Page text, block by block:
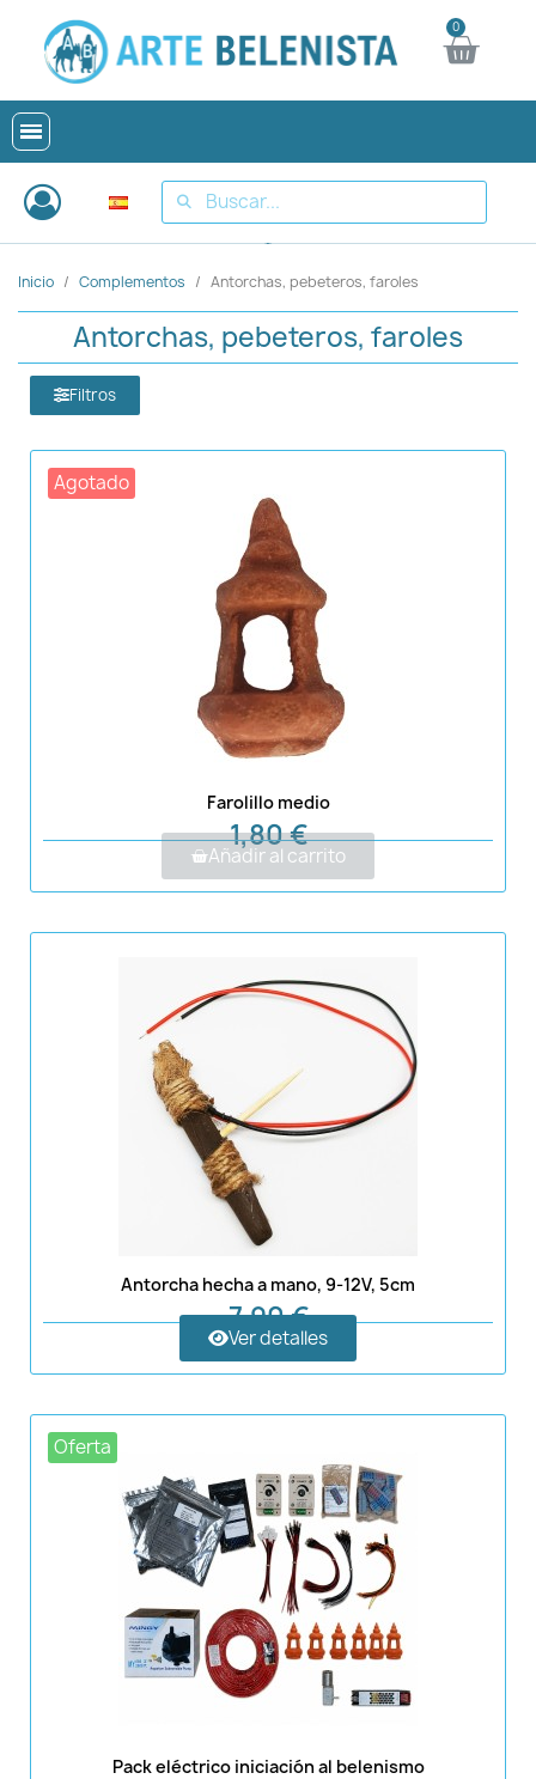
Inicio Complementos Antorchas, pebeteros, faroles
Antorchas, pebeteros, faroles
Filtros
Agotado
Farolillo medio
1,80 €
Añadir al carrito
Antorcha hecha a mano, 9-12V, 5cm
7,90 €
Ver detalles
Oferta
Pack eléctrico iniciación al belenismo